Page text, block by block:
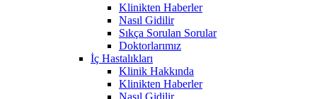
Klinikten Haberler
Nasıl Gidilir
Sıkça Sorulan Sorular
Doktorlarımız
İç Hastalıkları
Klinik Hakkında
Klinikten Haberler
Nasıl Gidilir